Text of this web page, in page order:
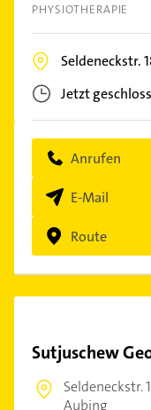
PHYSIOTHERAPIE
Seldeneckstr.
Jetzt
Anrufen
E-Mail
Route
Sutjuschew
Seldeneckstr.
Aubing